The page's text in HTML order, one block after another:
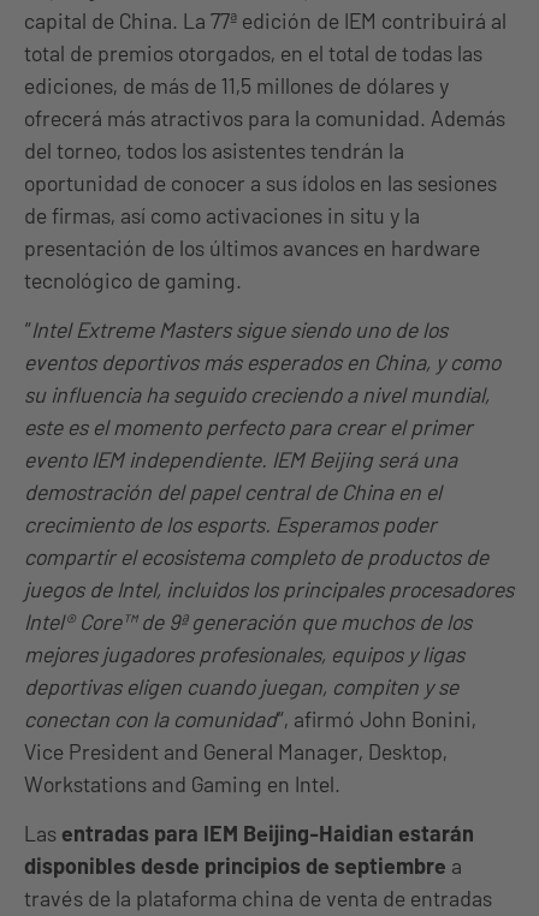
capital de China. La 77ª edición de IEM contribuirá al
total de premios otorgados, en el total de todas las
ediciones, de más de 11,5 millones de dólares y
ofrecerá más atractivos para la comunidad. Además
del torneo, todos los asistentes tendrán la
oportunidad de conocer a sus ídolos en las sesiones
de firmas, así como activaciones in situ y la
presentación de los últimos avances en hardware
tecnológico de gaming.
“Intel Extreme Masters sigue siendo uno de los
eventos deportivos más esperados en China, y como
su influencia ha seguido creciendo a nivel mundial,
este es el momento perfecto para crear el primer
evento IEM independiente. IEM Beijing será una
demostración del papel central de China en el
crecimiento de los esports. Esperamos poder
compartir el ecosistema completo de productos de
juegos de Intel, incluidos los principales procesadores
Intel® Core™ de 9ª generación que muchos de los
mejores jugadores profesionales, equipos y ligas
deportivas eligen cuando juegan, compiten y se
conectan con la comunidad“, afirmó John Bonini,
Vice President and General Manager, Desktop,
Workstations and Gaming en Intel.
Lasentradas para IEM Beijing-Haidian estarán
disponibles desde principios de septiembre a
través de la plataforma china de venta de entradas